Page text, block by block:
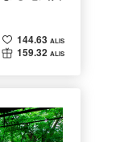
144.63 ALIS
159.32 ALIS